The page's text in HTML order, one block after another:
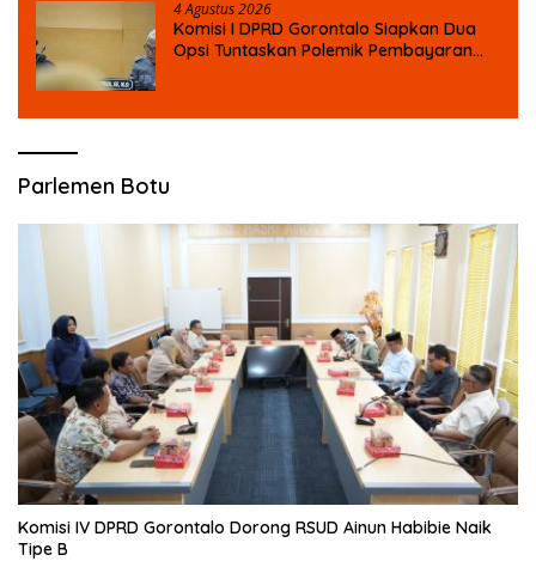
4 Agustus 2026
Komisi I DPRD Gorontalo Siapkan Dua
Opsi Tuntaskan Polemik Pembayaran
Parlemen Botu
Komisi IV DPRD Gorontalo Dorong RSUD Ainun Habibie Naik
Tipe B